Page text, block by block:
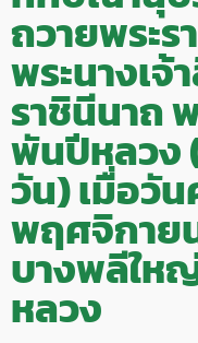
ถวายพระ
พระนางเจ้
ราชินีนาถ
พันปีหลวง
วัน) เมื่อวั
พฤศจิกาย
บางพลีให
หลวง